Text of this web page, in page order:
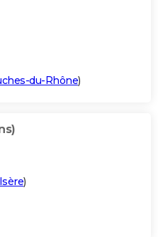
du-Rhône)
)